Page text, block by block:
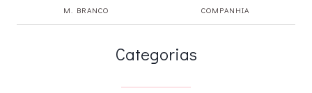
M. BRANCO COMPANHIA
Categorias